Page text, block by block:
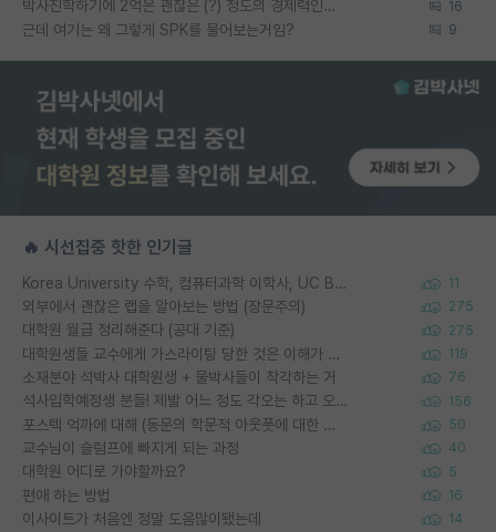
박사진학하기에 2억은 괜찮은 (?) 정도의 경제력인가요 16
근데 여기는 왜 그렇게 SPK를 물어보는거임? 9
🔥 시선집중 핫한 인기글
Korea University 수학, 컴퓨터과학 이학사, UC Berkeley 산업공학 대학원 공학박사가 되는 것은 쉽지 않겠죠? 11
외부에서 괜찮은 랩을 알아보는 방법 (장문주의) 275
대학원 월급 정리해준다 (공대 기준) 275
대학원생들 교수에게 가스라이팅 당한 것은 이해가 갑니다. 안타깝네요. 119
소재분야 석박사 대학원생 + 물박사들이 착각하는 거 76
석사입학예정생 분들! 제발 어느 정도 각오는 하고 오세요. 156
포스텍 억까에 대해 (동문의 학문적 아웃풋에 대한 반박) 50
교수님이 슬럼프에 빠지게 되는 과정 40
대학원 어디로 가야할까요? 5
편애 하는 방법 16
이사이트가 처음엔 정말 도움많이됐는데 14